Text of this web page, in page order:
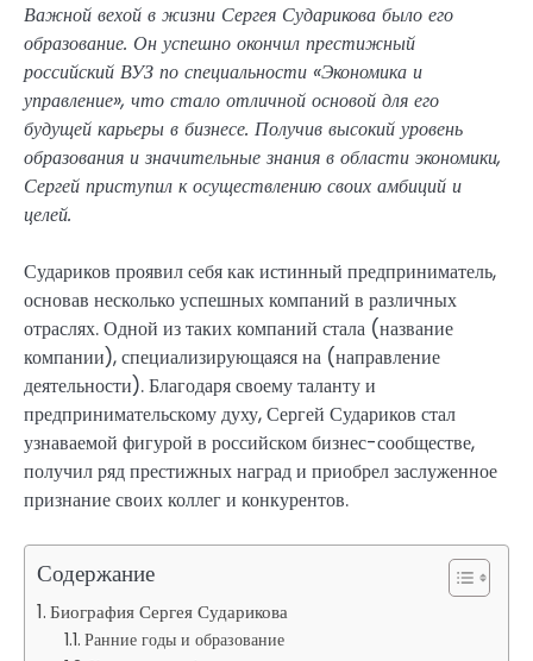
Важной вехой в жизни Сергея Сударикова было его
образование. Он успешно окончил престижный
российский ВУЗ по специальности «Экономика и
управление», что стало отличной основой для его
будущей карьеры в бизнесе. Получив высокий уровень
образования и значительные знания в области экономики,
Сергей приступил к осуществлению своих амбиций и
целей.
Судариков проявил себя как истинный предприниматель,
основав несколько успешных компаний в различных
отраслях. Одной из таких компаний стала (название
компании), специализирующаяся на (направление
деятельности). Благодаря своему таланту и
предпринимательскому духу, Сергей Судариков стал
узнаваемой фигурой в российском бизнес-сообществе,
получил ряд престижных наград и приобрел заслуженное
признание своих коллег и конкурентов.
Содержание
Биография Сергея Сударикова
Ранние годы и образование